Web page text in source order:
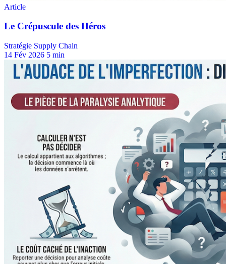
Stratégie Supply Chain
14 Fév 2026 5 min